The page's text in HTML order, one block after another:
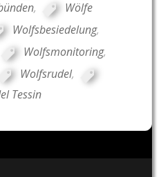
,
Wölfe
Wolfsbesiedelung,
Wolfsmonitoring,
Wolfsrudel,
Tessin